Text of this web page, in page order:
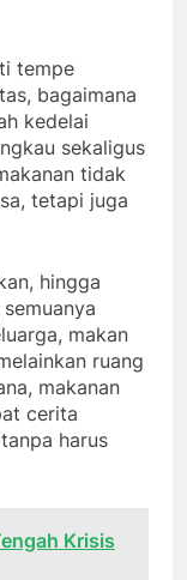
tempe
bagaimana
kedelai
sekaligus
tidak
tetapi juga
hingga
makan
ruang
makanan
cerita
harus
Krisis